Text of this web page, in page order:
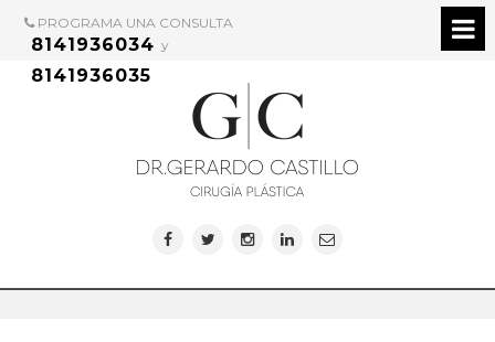
PROGRAMA UNA CONSULTA
8141936034 y
8141936035